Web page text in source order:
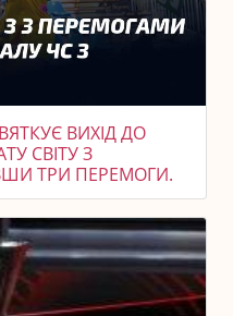
ВИХІД ДО
СВІТУ З
ТРИ ПЕРЕМОГИ.